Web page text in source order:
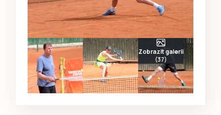
Zobrazit galerii
(37)